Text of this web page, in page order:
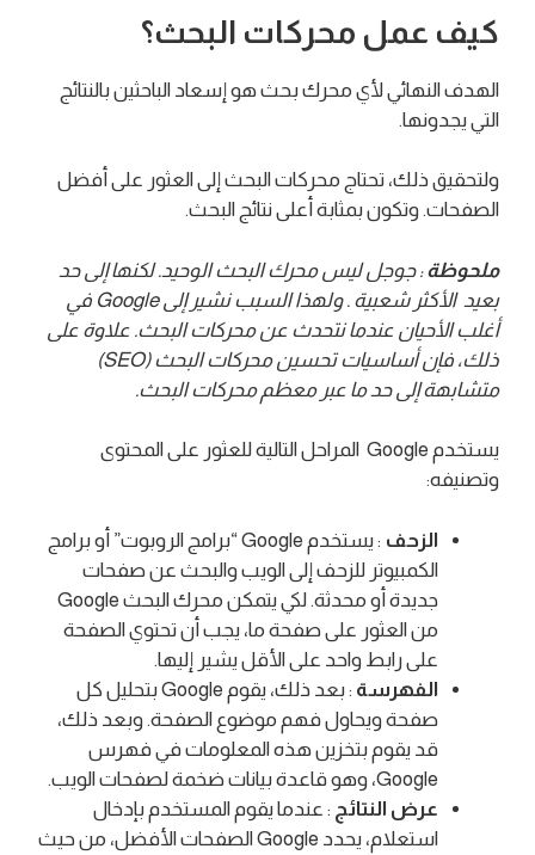
كيف عمل محركات البحث؟
الهدف النهائي لأي محرك بحث هو إسعاد الباحثين بالنتائج
التي يجدونها.
ولتحقيق ذلك، تحتاج محركات البحث إلى العثور على أفضل
الصفحات. وتكون بمثابة أعلى نتائج البحث.
ملحوظة: جوجل ليس محرك البحث الوحيد. لكنها إلى حد
بعيد الأكثر شعبية . ولهذا السبب نشير إلى Google في
أغلب الأحيان عندما نتحدث عن محركات البحث. علاوة على
ذلك، فإن أساسيات تحسين محركات البحث (SEO)
متشابهة إلى حد ما عبر معظم محركات البحث.
يستخدم Google المراحل التالية للعثور على المحتوى
وتصنيفه:
الزحف
: يستخدم Google “برامج الروبوت” أو برامج
الكمبيوتر للزحف إلى الويب والبحث عن صفحات
جديدة أو محدثة. لكي يتمكن محرك البحث Google
من العثور على صفحة ما، يجب أن تحتوي الصفحة
على رابط واحد على الأقل يشير إليها.
الفهرسة
: بعد ذلك، يقوم Google بتحليل كل
صفحة ويحاول فهم موضوع الصفحة. وبعد ذلك،
قد يقوم بتخزين هذه المعلومات في فهرس
Google، وهو قاعدة بيانات ضخمة لصفحات الويب.
عرض النتائج : عندما يقوم المستخدم بإدخال
استعلام، يحدد Google الصفحات الأفضل، من حيث